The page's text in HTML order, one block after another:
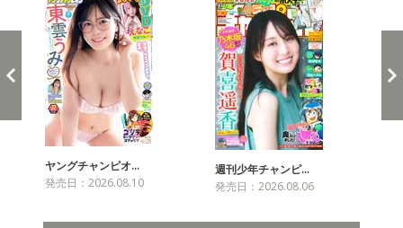
ヤングチャンピオ…
発売日：2026.08.10
週刊少年チャンピ…
発売日：2026.08.06